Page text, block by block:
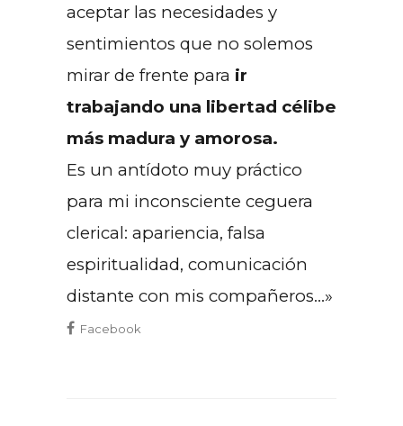
aceptar las necesidades y
sentimientos que no solemos
mirar de frente para ir
trabajando una libertad célibe
más madura y amorosa.
Es un antídoto muy práctico
para mi inconsciente ceguera
clerical: apariencia, falsa
espiritualidad, comunicación
distante con mis compañeros…»
Facebook